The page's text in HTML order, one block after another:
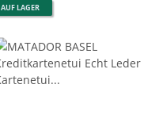
AUF LAGER